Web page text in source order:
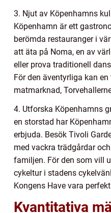
3. Njut av Köpenhamns
Köpenhamn är ett
berömda restauranger i
att äta på Noma, en av
eller prova traditionell
För den äventyrliga kan
matmarknad,
4. Utforska Köpenhamns
en storstad har
erbjuda. Besök Tivoli
med vackra trädgårdar
familjen. För den som vill
cykeltur i stadens
Kongens Have vara
Kvantitativa